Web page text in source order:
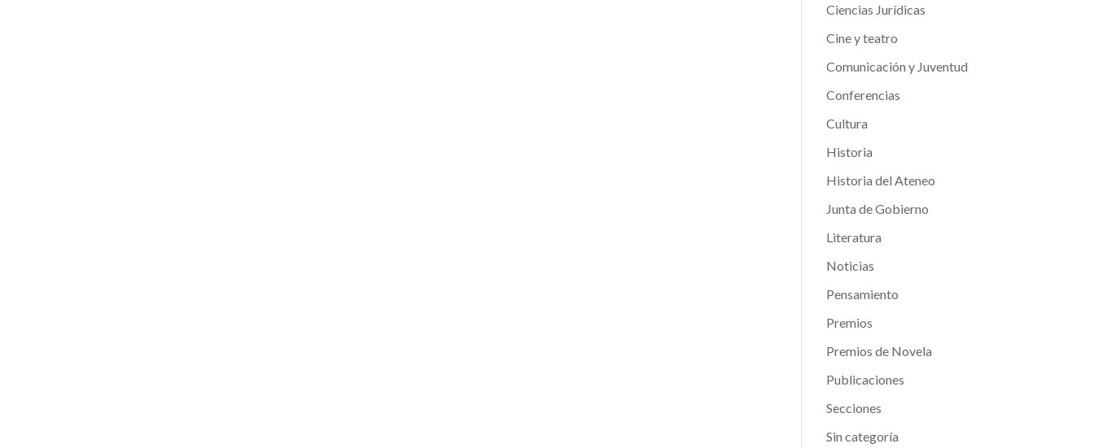
Ciencias Jurídicas
Cine y teatro
Comunicación y Juventud
Conferencias
Cultura
Historia
Historia del Ateneo
Junta de Gobierno
Literatura
Noticias
Pensamiento
Premios
Premios de Novela
Publicaciones
Secciones
Sin categoría